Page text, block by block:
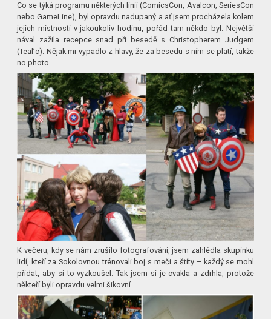
Co se týká programu některých linií (ComicsCon, Avalcon, SeriesCon
nebo GameLine), byl opravdu nadupaný a ať jsem procházela kolem
jejich místností v jakoukoliv hodinu, pořád tam někdo byl. Největší
nával zažila recepce snad při besedě s Christopherem Judgem
(Teal’c). Nějak mi vypadlo z hlavy, že za besedu s ním se platí, takže
no photo.
K večeru, kdy se nám zrušilo fotografování, jsem zahlédla skupinku
lidí, kteří za Sokolovnou trénovali boj s meči a štíty – každý se mohl
přidat, aby si to vyzkoušel. Tak jsem si je cvakla a zdrhla, protože
někteří byli opravdu velmi šikovní.